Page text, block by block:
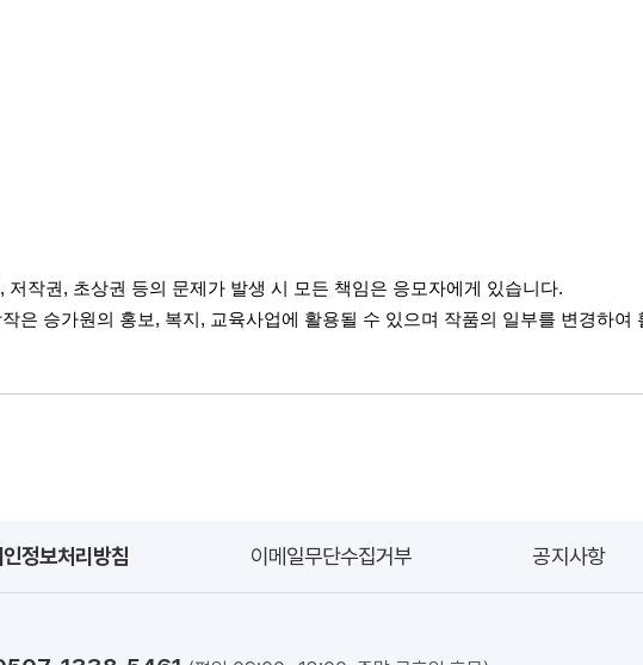
, 저작권 , 초상권 등의 문제가 발생 시 모든 책임은 응모자에게 있습니다.
은 승가원의 홍보, 복지 , 교육사업에 활용될 수 있으며 작품의 일부를 변경하여
정보처리방침 이메일무단수집거부 공지사항